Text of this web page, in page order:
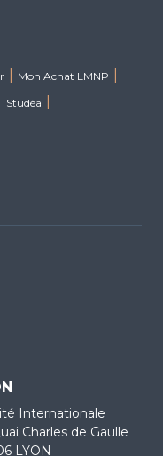
Mon Achat LMNP
Studéa
Internationale
Charles de Gaulle
LYON